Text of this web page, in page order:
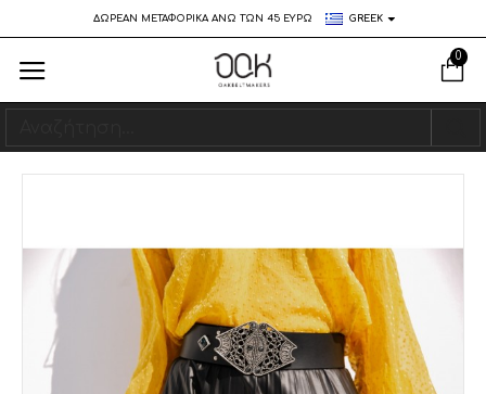
ΔΩΡΕΑΝ ΜΕΤΑΦΟΡΙΚΑ ΑΝΩ ΤΩΝ 45 ΕΥΡΩ GREEK
0